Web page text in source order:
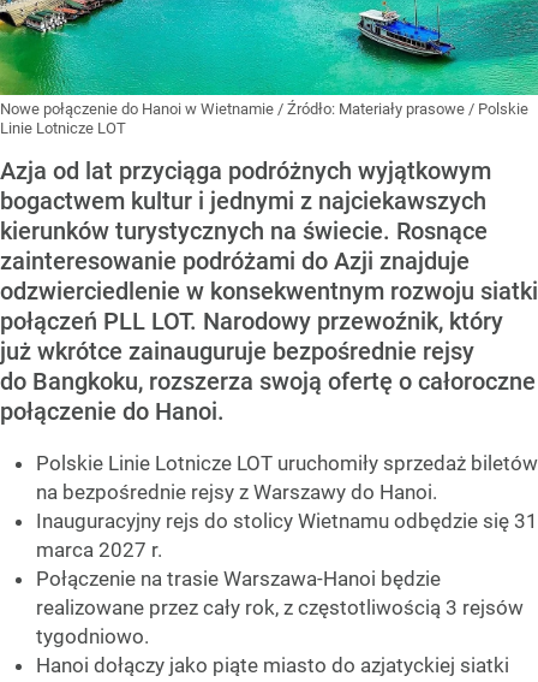
Nowe połączenie do Hanoi w Wietnamie / Źródło: Materiały prasowe / Polskie
Linie Lotnicze LOT
Azja od lat przyciąga podróżnych wyjątkowym
bogactwem kultur i jednymi z najciekawszych
kierunków turystycznych na świecie. Rosnące
zainteresowanie podróżami do Azji znajduje
odzwierciedlenie w konsekwentnym rozwoju siatki
połączeń PLL LOT. Narodowy przewoźnik, który
już wkrótce zainauguruje bezpośrednie rejsy
do Bangkoku, rozszerza swoją ofertę o całoroczne
połączenie do Hanoi.
Polskie Linie Lotnicze LOT uruchomiły sprzedaż biletów
na bezpośrednie rejsy z Warszawy do Hanoi.
Inauguracyjny rejs do stolicy Wietnamu odbędzie się 31
marca 2027 r.
Połączenie na trasie Warszawa-Hanoi będzie
realizowane przez cały rok, z częstotliwością 3 rejsów
tygodniowo.
Hanoi dołączy jako piąte miasto do azjatyckiej siatki